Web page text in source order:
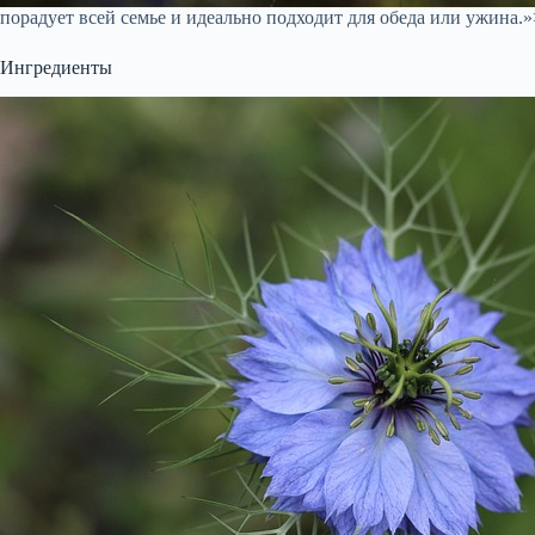
порадует всей семье и идеально подходит для обеда или
Ингредиенты